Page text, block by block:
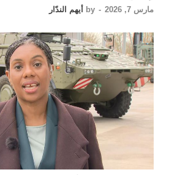
مارس 7, 2026 -
by أيهم الندّار